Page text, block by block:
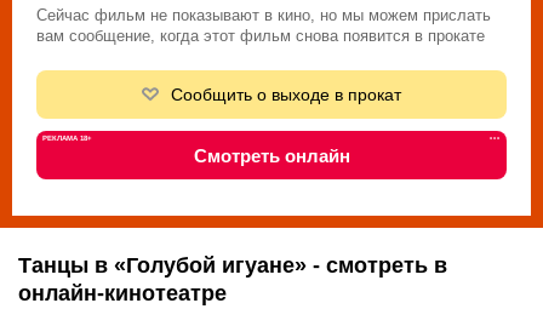
Сейчас фильм не показывают в кино, но мы можем прислать
вам сообщение, когда этот фильм снова появится в прокате
Сообщить о выходе в прокат
РЕКЛАМА 18+ •••
Смотреть онлайн
Танцы в «Голубой игуане» - смотреть в
онлайн-кинотеатре